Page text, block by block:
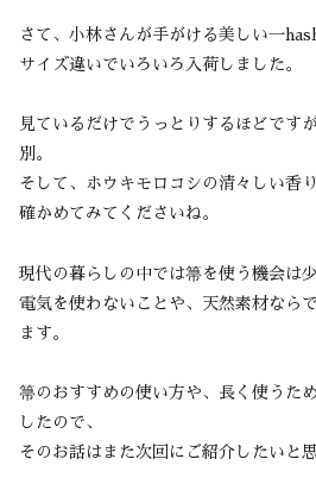
さて、小林さんが手がける美しい一
サイズ違いでいろいろ入荷しました。
見ているだけでうっとりするほどです
別。
そして、ホウキモロコシの清々しい香
確かめてみてくださいね。
現代の暮らしの中では箒を使う機会は
電気を使わないことや、天然素材なら
ます。
箒のおすすめの使い方や、長く使うた
したので、
そのお話はまた次回にご紹介したいと思